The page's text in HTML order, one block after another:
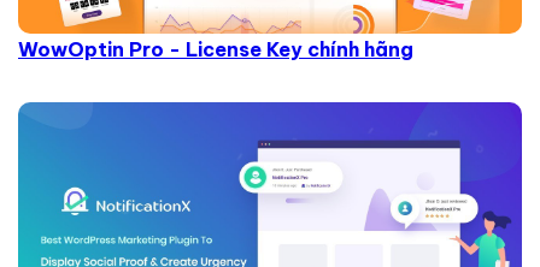
WowOptin Pro - License Key chính hãng